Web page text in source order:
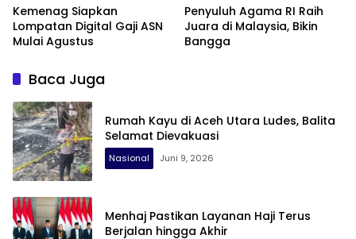
Kemenag Siapkan
Lompatan Digital Gaji ASN
Mulai Agustus
Penyuluh Agama RI Raih
Juara di Malaysia, Bikin
Bangga
Baca Juga
Rumah Kayu di Aceh Utara Ludes, Balita
Selamat Dievakuasi
Nasional Juni 9, 2026
Menhaj Pastikan Layanan Haji Terus
Berjalan hingga Akhir